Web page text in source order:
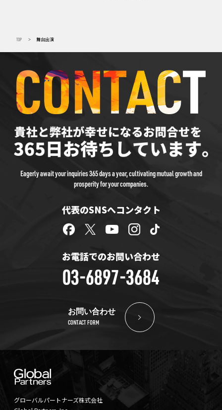
TOP > 舞台出演
Eagerly await your inquiries 365 days a year, cultivating mutual growth and
prosperity for your companies.
代表のSNSへコンタクト
お電話でのお問い合わせ
03-6897-3684
お問い合わせ
CONTACT FORM
グローバルパートナーズ株式会社